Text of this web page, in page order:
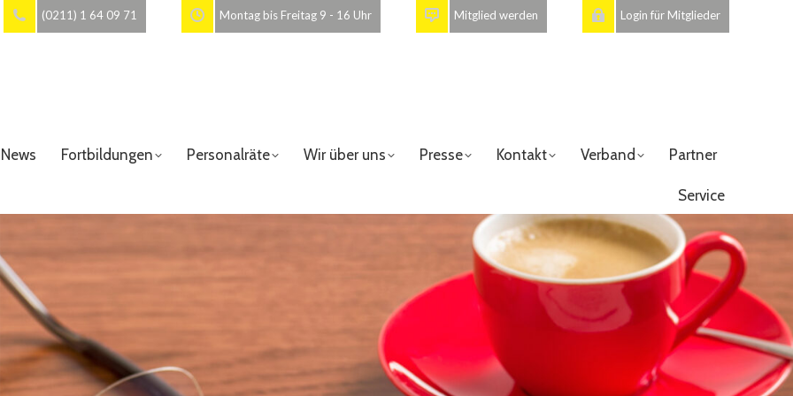
(0211) 1 64 09 71 Montag bis Freitag 9 - 16 Uhr Mitglied werden Login für Mitglieder
News Fortbildungen Personalräte Wir über uns Presse Kontakt Verband Partner
Service